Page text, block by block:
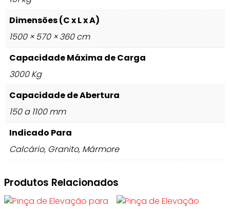
Dimensões (C x L x A)
1500 × 570 × 360 cm
Capacidade Máxima de Carga
3000 Kg
Capacidade de Abertura
150 a 1100 mm
Indicado Para
Calcário, Granito, Mármore
Produtos Relacionados